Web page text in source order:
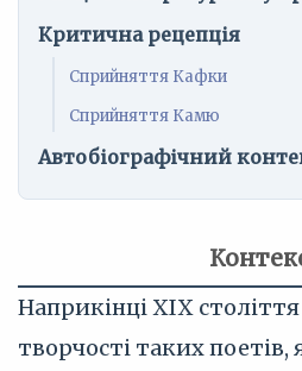
Критична рецепція
Сприйняття Кафки
Сприйняття Камю
Автобіографічний
Наприкінці XIX століття
творчості таких поетів,